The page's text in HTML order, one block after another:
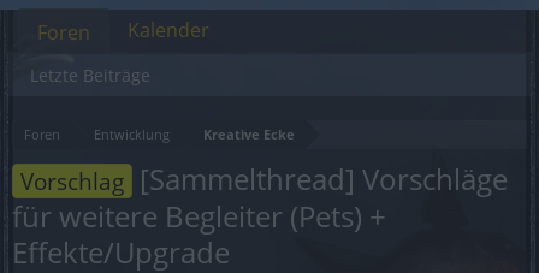
Foren Entwicklung Kreative Ecke
Vorschlag [Sammelthread] Vorschläge
für weitere Begleiter (Pets) +
Effekte/Upgrade
Foren
Letzte Beiträge
Kalender